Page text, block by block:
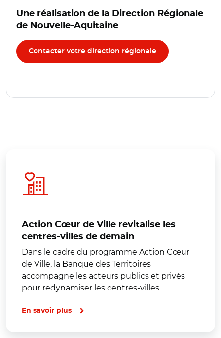
Une réalisation de la Direction Régionale
de Nouvelle-Aquitaine
Contacter votre direction régionale
Action Cœur de Ville revitalise les
centres-villes de demain
Dans le cadre du programme Action Cœur
de Ville, la Banque des Territoires
accompagne les acteurs publics et privés
pour redynamiser les centres-villes.
En savoir plus